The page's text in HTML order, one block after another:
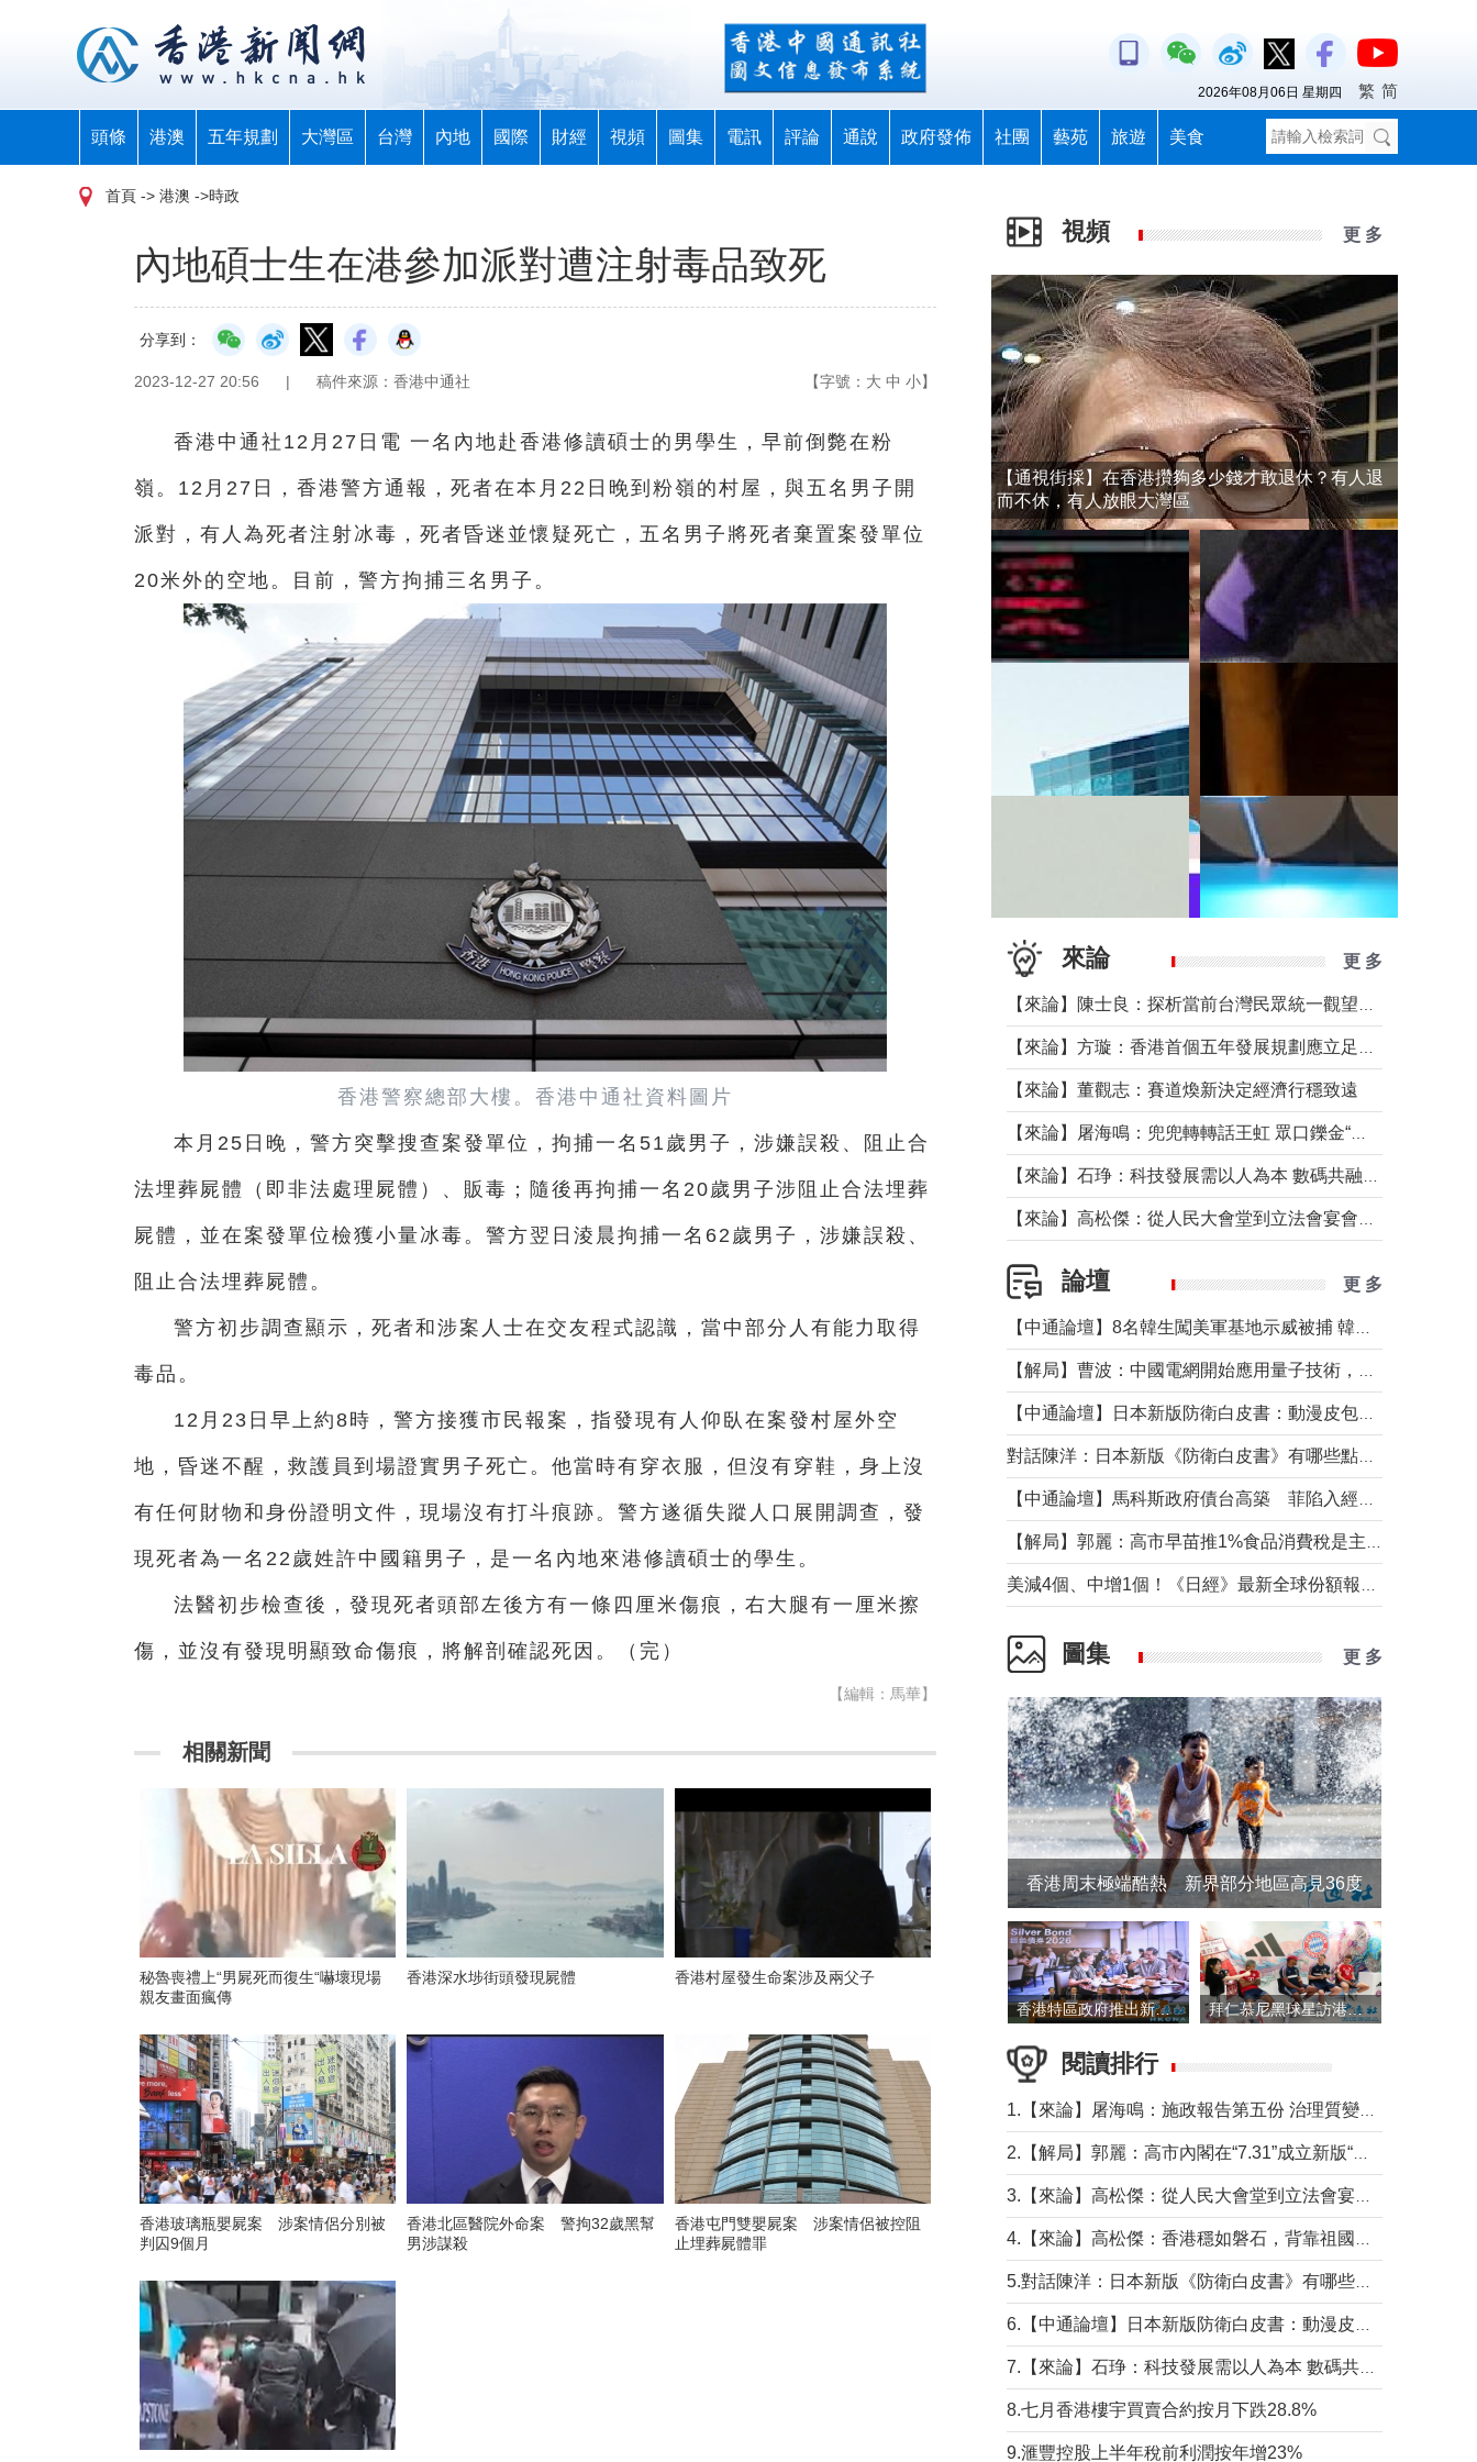
頭條 港澳 五年規劃 大灣區 台灣 內地 國際 財經 視頻 圖集 電訊 評論 通說 政府發佈 社團 藝苑 旅遊 美食
2026年08月06日 星期四 繁 简
首頁 -> 港澳 ->時政
內地碩士生在港參加派對遭注射毒品致死
分享到：
2023-12-27 20:56 | 稿件來源：香港中通社 【字號： 大 中 小】
香港中通社12月27日電 一名內地赴香港修讀碩士的男學生，早前倒斃在粉
嶺。12月27日，香港警方通報，死者在本月22日晚到粉嶺的村屋，與五名男子開
派對，有人為死者注射冰毒，死者昏迷並懷疑死亡，五名男子將死者棄置案發單位
20米外的空地。目前，警方拘捕三名男子。
香港警察總部大樓。香港中通社資料圖片
本月25日晚，警方突擊搜查案發單位，拘捕一名51歲男子，涉嫌誤殺、阻止合
法埋葬屍體（即非法處理屍體）、販毒；隨後再拘捕一名20歲男子涉阻止合法埋葬
屍體，並在案發單位檢獲小量冰毒。警方翌日淩晨拘捕一名62歲男子，涉嫌誤殺、
阻止合法埋葬屍體。
警方初步調查顯示，死者和涉案人士在交友程式認識，當中部分人有能力取得
毒品。
12月23日早上約8時，警方接獲市民報案，指發現有人仰臥在案發村屋外空
地，昏迷不醒，救護員到場證實男子死亡。他當時有穿衣服，但沒有穿鞋，身上沒
有任何財物和身份證明文件，現場沒有打斗痕跡。警方遂循失蹤人口展開調查，發
現死者為一名22歲姓許中國籍男子，是一名內地來港修讀碩士的學生。
法醫初步檢查後，發現死者頭部左後方有一條四厘米傷痕，右大腿有一厘米擦
傷，並沒有發現明顯致命傷痕，將解剖確認死因。（完）
【編輯：馬華】
相關新聞
秘魯喪禮上“男屍死而復生“嚇壞現場
親友畫面瘋傳
香港深水埗街頭發現屍體 香港村屋發生命案涉及兩父子
香港玻璃瓶嬰屍案 涉案情侶分別被
判囚9個月
香港北區醫院外命案 警拘32歲黑幫
男涉謀殺
香港屯門雙嬰屍案 涉案情侶被控阻
止埋葬屍體罪
視頻 更 多
【通視街採】在香港攢夠多少錢才敢退休？有人退
而不休，有人放眼大灣區
來論 更 多
【來論】董觀志：賽道煥新決定經濟行穩致遠
論壇 更 多
圖集 更 多
香港周末極端酷熱 新界部分地區高見36度
香港特區政府推出新一批銀色債券 每手1萬元保底息4.25厘 拜仁慕尼黑球星訪港 與球迷近距離互動
閱讀排行
8.七月香港樓宇買賣合約按月下跌28.8%
9.滙豐控股上半年稅前利潤按年增23%